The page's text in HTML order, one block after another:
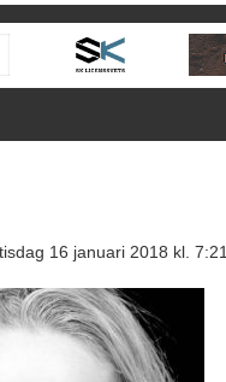
tisdag 16 januari 2018 kl. 7:21